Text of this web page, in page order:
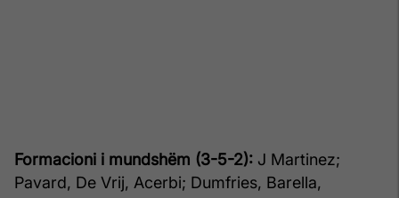
Formacioni i mundshëm (3-5-2): J Martinez;
Pavard, De Vrij, Acerbi; Dumfries, Barella,